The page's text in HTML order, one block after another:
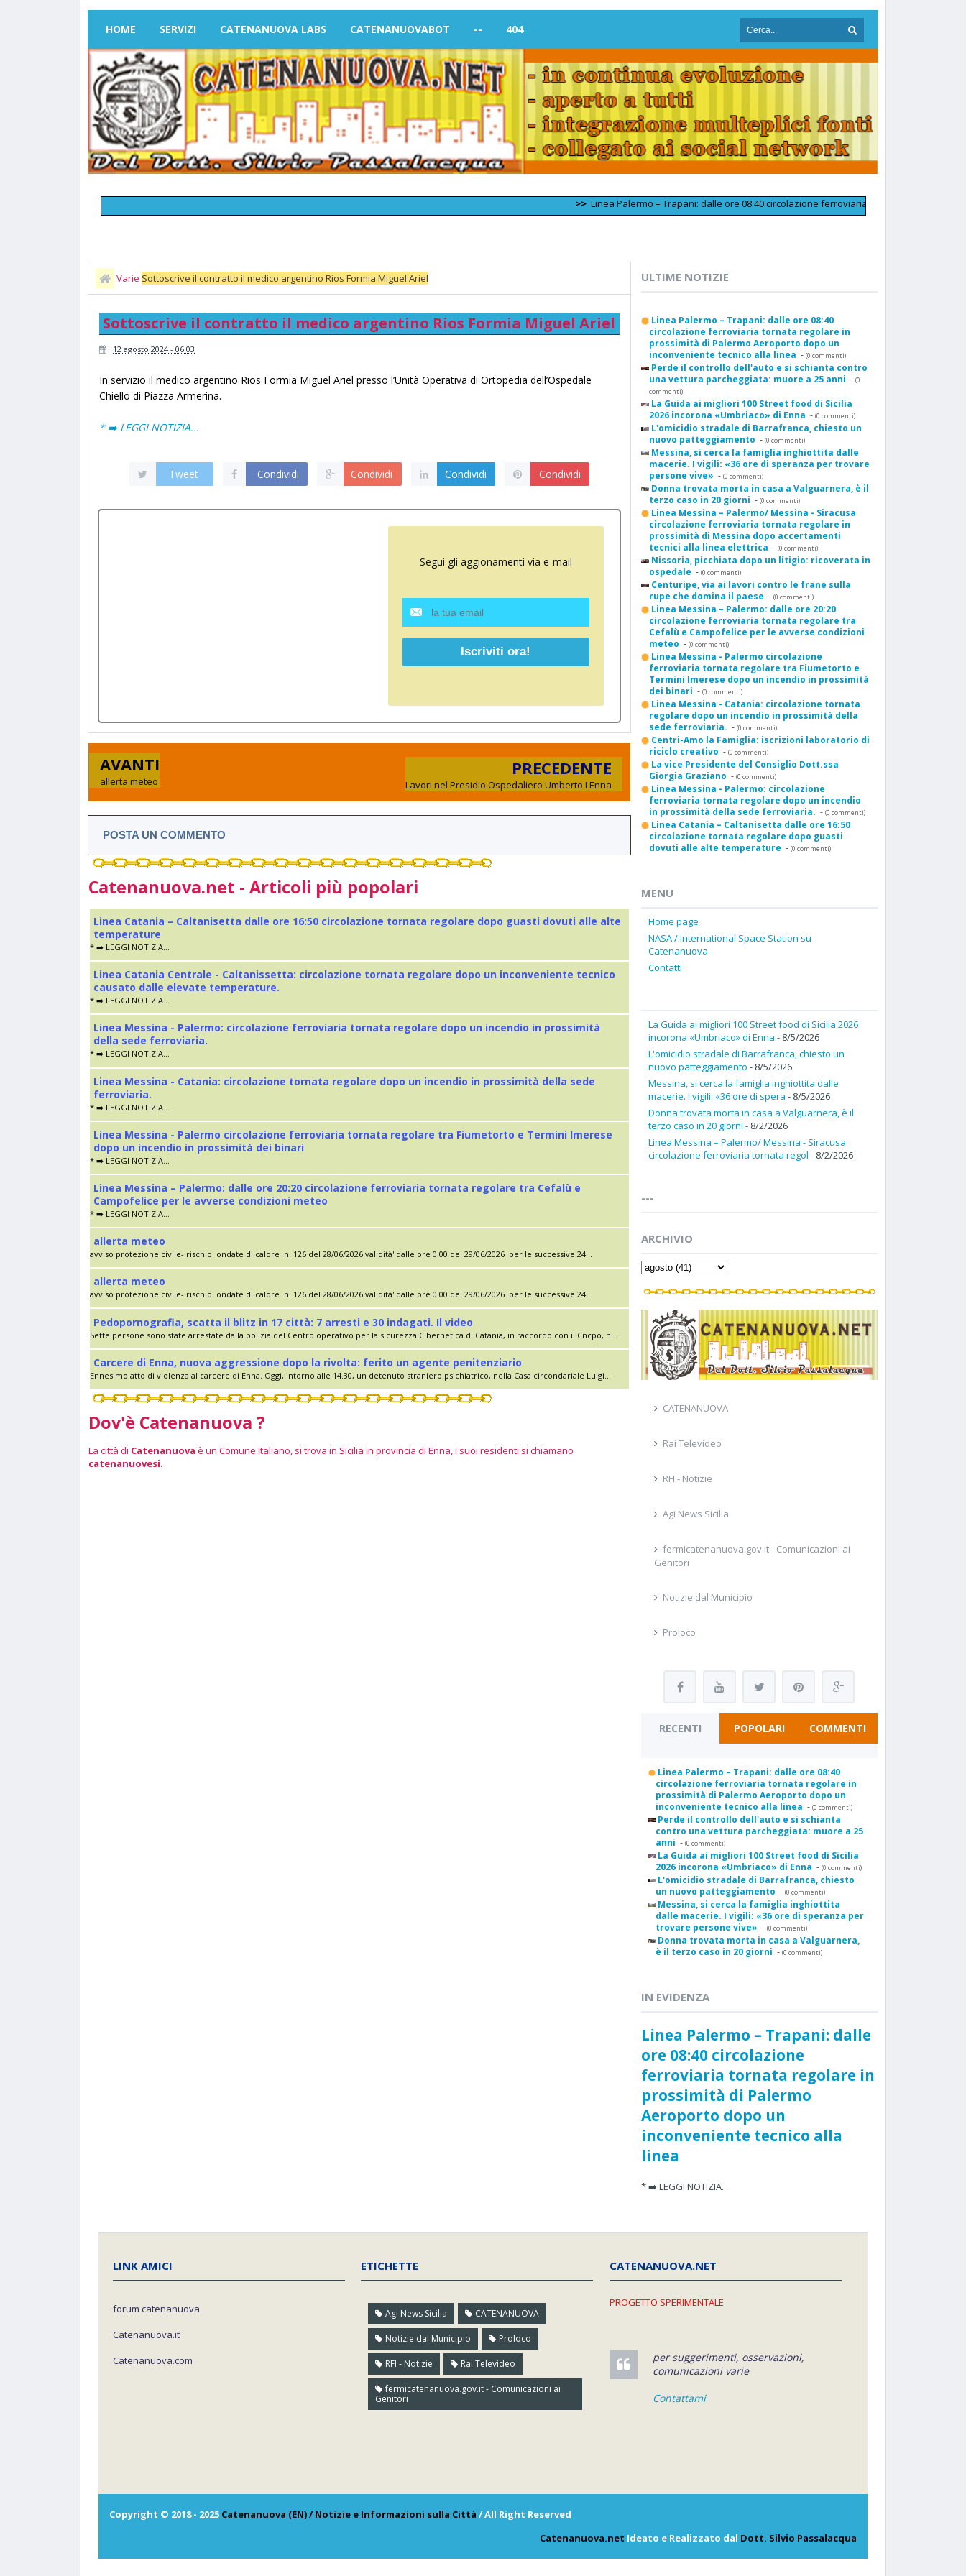
HOME SERVIZI CATENANUOVA LABS CATENANUOVABOT -- 404
Linea Palermo – Trapani: dalle ore 08:40 circolazione ferroviaria tornata regolare in
Varie Sottoscrive il contratto il medico argentino Rios Formia Miguel Ariel
Sottoscrive il contratto il medico argentino Rios Formia Miguel Ariel
12 agosto 2024 - 06:03
In servizio il medico argentino Rios Formia Miguel Ariel presso l’Unità Operativa di Ortopedia dell’Ospedale
Chiello di Piazza Armerina.
* ➡️ LEGGI NOTIZIA...
Tweet Condividi Condividi Condividi Condividi
Segui gli aggionamenti via e-mail
AVANTI
allerta meteo
PRECEDENTE
Lavori nel Presidio Ospedaliero Umberto I Enna
POSTA UN COMMENTO
Catenanuova.net - Articoli più popolari
Linea Catania – Caltanisetta dalle ore 16:50 circolazione tornata regolare dopo guasti dovuti alle alte
temperature
* ➡️ LEGGI NOTIZIA...
Linea Catania Centrale - Caltanissetta: circolazione tornata regolare dopo un inconveniente tecnico
causato dalle elevate temperature.
* ➡️ LEGGI NOTIZIA...
Linea Messina - Palermo: circolazione ferroviaria tornata regolare dopo un incendio in prossimità
della sede ferroviaria.
* ➡️ LEGGI NOTIZIA...
Linea Messina - Catania: circolazione tornata regolare dopo un incendio in prossimità della sede
ferroviaria.
* ➡️ LEGGI NOTIZIA...
Linea Messina - Palermo circolazione ferroviaria tornata regolare tra Fiumetorto e Termini Imerese
dopo un incendio in prossimità dei binari
* ➡️ LEGGI NOTIZIA...
Linea Messina – Palermo: dalle ore 20:20 circolazione ferroviaria tornata regolare tra Cefalù e
Campofelice per le avverse condizioni meteo
* ➡️ LEGGI NOTIZIA...
allerta meteo
avviso protezione civile- rischio ondate di calore n. 126 del 28/06/2026 validità' dalle ore 0.00 del 29/06/2026 per le successive 24...
allerta meteo
avviso protezione civile- rischio ondate di calore n. 126 del 28/06/2026 validità' dalle ore 0.00 del 29/06/2026 per le successive 24...
Pedopornografia, scatta il blitz in 17 città: 7 arresti e 30 indagati. Il video
Sette persone sono state arrestate dalla polizia del Centro operativo per la sicurezza Cibernetica di Catania, in raccordo con il Cncpo, n...
Carcere di Enna, nuova aggressione dopo la rivolta: ferito un agente penitenziario
Ennesimo atto di violenza al carcere di Enna. Oggi, intorno alle 14.30, un detenuto straniero psichiatrico, nella Casa circondariale Luigi...
Dov'è Catenanuova ?
La città di Catenanuova è un Comune Italiano, si trova in Sicilia in provincia di Enna, i suoi residenti si chiamano
catenanuovesi.
ULTIME NOTIZIE
Linea Palermo – Trapani: dalle ore 08:40
circolazione ferroviaria tornata regolare in
prossimità di Palermo Aeroporto dopo un
inconveniente tecnico alla linea - (0 commenti)
Perde il controllo dell'auto e si schianta contro
una vettura parcheggiata: muore a 25 anni - (0
commenti)
La Guida ai migliori 100 Street food di Sicilia
2026 incorona «Umbriaco» di Enna - (0 commenti)
L'omicidio stradale di Barrafranca, chiesto un
nuovo patteggiamento - (0 commenti)
Messina, si cerca la famiglia inghiottita dalle
macerie. I vigili: «36 ore di speranza per trovare
persone vive» - (0 commenti)
Donna trovata morta in casa a Valguarnera, è il
terzo caso in 20 giorni - (0 commenti)
Linea Messina – Palermo/ Messina - Siracusa
circolazione ferroviaria tornata regolare in
prossimità di Messina dopo accertamenti
tecnici alla linea elettrica - (0 commenti)
Nissoria, picchiata dopo un litigio: ricoverata in
ospedale - (0 commenti)
Centuripe, via ai lavori contro le frane sulla
rupe che domina il paese - (0 commenti)
Linea Messina – Palermo: dalle ore 20:20
circolazione ferroviaria tornata regolare tra
Cefalù e Campofelice per le avverse condizioni
meteo - (0 commenti)
Linea Messina - Palermo circolazione
ferroviaria tornata regolare tra Fiumetorto e
Termini Imerese dopo un incendio in prossimità
dei binari - (0 commenti)
Linea Messina - Catania: circolazione tornata
regolare dopo un incendio in prossimità della
sede ferroviaria. - (0 commenti)
Centri-Amo la Famiglia: iscrizioni laboratorio di
riciclo creativo - (0 commenti)
La vice Presidente del Consiglio Dott.ssa
Giorgia Graziano - (0 commenti)
Linea Messina - Palermo: circolazione
ferroviaria tornata regolare dopo un incendio
in prossimità della sede ferroviaria. - (0 commenti)
Linea Catania – Caltanisetta dalle ore 16:50
circolazione tornata regolare dopo guasti
dovuti alle alte temperature - (0 commenti)
MENU
Home page
NASA / International Space Station su
Catenanuova
Contatti
La Guida ai migliori 100 Street food di Sicilia 2026
incorona «Umbriaco» di Enna - 8/5/2026
L'omicidio stradale di Barrafranca, chiesto un
nuovo patteggiamento - 8/5/2026
Messina, si cerca la famiglia inghiottita dalle
macerie. I vigili: «36 ore di spera - 8/5/2026
Donna trovata morta in casa a Valguarnera, è il
terzo caso in 20 giorni - 8/2/2026
Linea Messina – Palermo/ Messina - Siracusa
circolazione ferroviaria tornata regol - 8/2/2026
---
ARCHIVIO
CATENANUOVA
Rai Televideo
RFI - Notizie
Agi News Sicilia
fermicatenanuova.gov.it - Comunicazioni ai
Genitori
Notizie dal Municipio
Proloco
RECENTI POPOLARI COMMENTI
Linea Palermo – Trapani: dalle ore 08:40
circolazione ferroviaria tornata regolare in
prossimità di Palermo Aeroporto dopo un
inconveniente tecnico alla linea - (0 commenti)
Perde il controllo dell'auto e si schianta
contro una vettura parcheggiata: muore a 25
anni - (0 commenti)
La Guida ai migliori 100 Street food di Sicilia
2026 incorona «Umbriaco» di Enna - (0 commenti)
L'omicidio stradale di Barrafranca, chiesto
un nuovo patteggiamento - (0 commenti)
Messina, si cerca la famiglia inghiottita
dalle macerie. I vigili: «36 ore di speranza per
trovare persone vive» - (0 commenti)
Donna trovata morta in casa a Valguarnera,
è il terzo caso in 20 giorni - (0 commenti)
IN EVIDENZA
Linea Palermo – Trapani: dalle
ore 08:40 circolazione
ferroviaria tornata regolare in
prossimità di Palermo
Aeroporto dopo un
inconveniente tecnico alla
linea
* ➡️ LEGGI NOTIZIA...
LINK AMICI
forum catenanuova
Catenanuova.it
Catenanuova.com
ETICHETTE
Agi News Sicilia CATENANUOVA
Notizie dal Municipio Proloco
RFI - Notizie Rai Televideo
fermicatenanuova.gov.it - Comunicazioni ai
Genitori
CATENANUOVA.NET
PROGETTO SPERIMENTALE
per suggerimenti, osservazioni,
comunicazioni varie
Contattami
Copyright © 2018 - 2025 Catenanuova (EN) / Notizie e Informazioni sulla Città / All Right Reserved
Catenanuova.net Ideato e Realizzato dal Dott. Silvio Passalacqua